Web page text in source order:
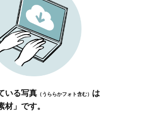
いる写真 （うららかフォト含む） は
」です。